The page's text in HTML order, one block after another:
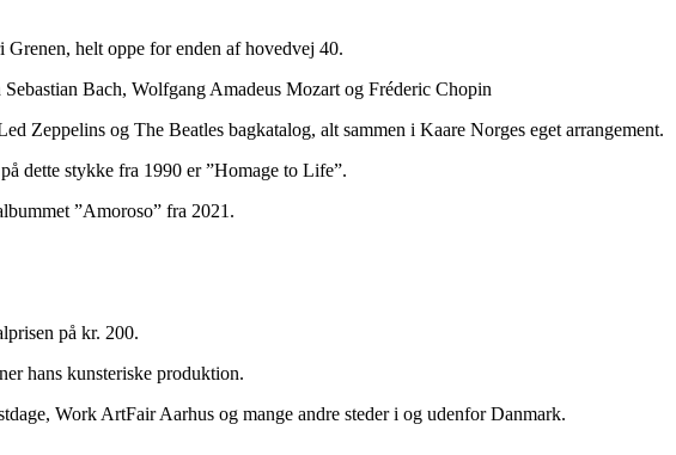
helt oppe for enden af hovedvej 40.
Bach, Wolfgang Amadeus Mozart og Fréderic Chopin
Zeppelins og The Beatles bagkatalog, alt sammen i Kaare Norges eget arrangement.
dette stykke fra 1990 er ”Homage to Life”.
”Amoroso” fra 2021.
på kr. 200.
hans kunsteriske produktion.
Work ArtFair Aarhus og mange andre steder i og udenfor Danmark.